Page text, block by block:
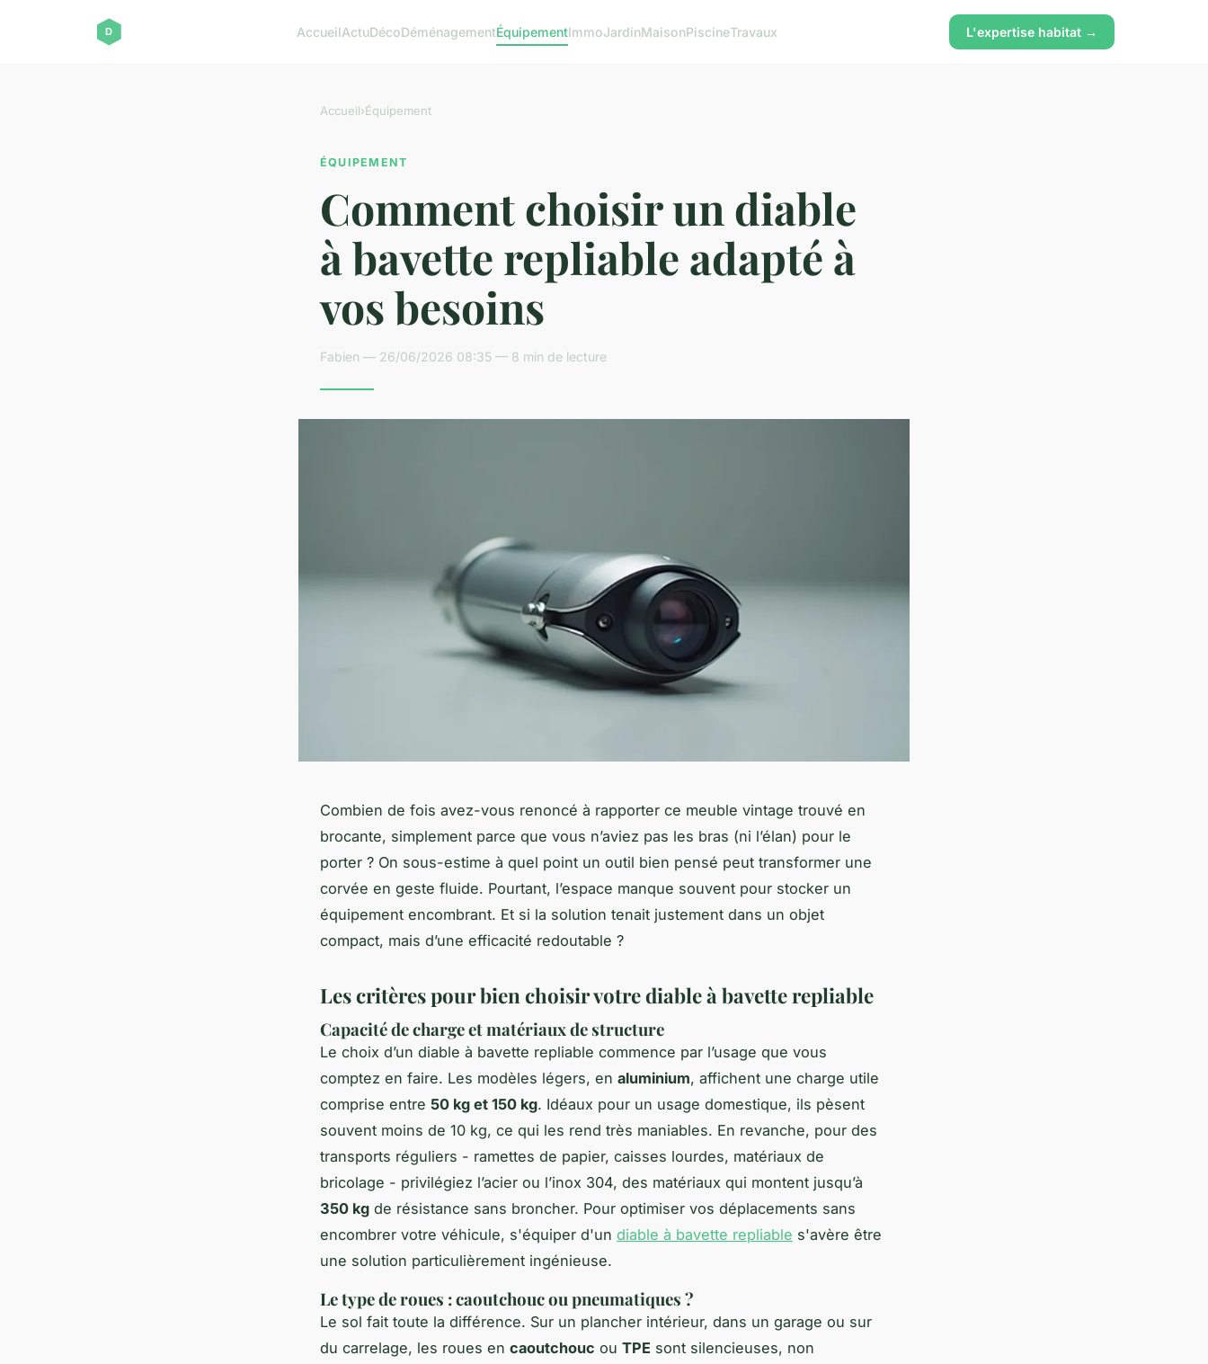
AccueilActuDécoDéménagementÉquipementImmoJardinMaisonPiscineTravaux L'expertise habitat →
Accueil›Équipement
ÉQUIPEMENT
Comment choisir un diable
à bavette repliable adapté à
vos besoins
Fabien — 26/06/2026 08:35 — 8 min de lecture
Combien de fois avez-vous renoncé à rapporter ce meuble vintage trouvé en
brocante, simplement parce que vous n’aviez pas les bras (ni l’élan) pour le
porter ? On sous-estime à quel point un outil bien pensé peut transformer une
corvée en geste fluide. Pourtant, l’espace manque souvent pour stocker un
équipement encombrant. Et si la solution tenait justement dans un objet
compact, mais d’une efficacité redoutable ?
Les critères pour bien choisir votre diable à bavette repliable
Capacité de charge et matériaux de structure
Le choix d’un diable à bavette repliable commence par l’usage que vous
comptez en faire. Les modèles légers, en aluminium, affichent une charge utile
comprise entre 50 kg et 150 kg. Idéaux pour un usage domestique, ils pèsent
souvent moins de 10 kg, ce qui les rend très maniables. En revanche, pour des
transports réguliers - ramettes de papier, caisses lourdes, matériaux de
bricolage - privilégiez l’acier ou l’inox 304, des matériaux qui montent jusqu’à
350 kg de résistance sans broncher. Pour optimiser vos déplacements sans
encombrer votre véhicule, s'équiper d'un diable à bavette repliable s'avère être
une solution particulièrement ingénieuse.
Le type de roues : caoutchouc ou pneumatiques ?
Le sol fait toute la différence. Sur un plancher intérieur, dans un garage ou sur
du carrelage, les roues en caoutchouc ou TPE sont silencieuses, non